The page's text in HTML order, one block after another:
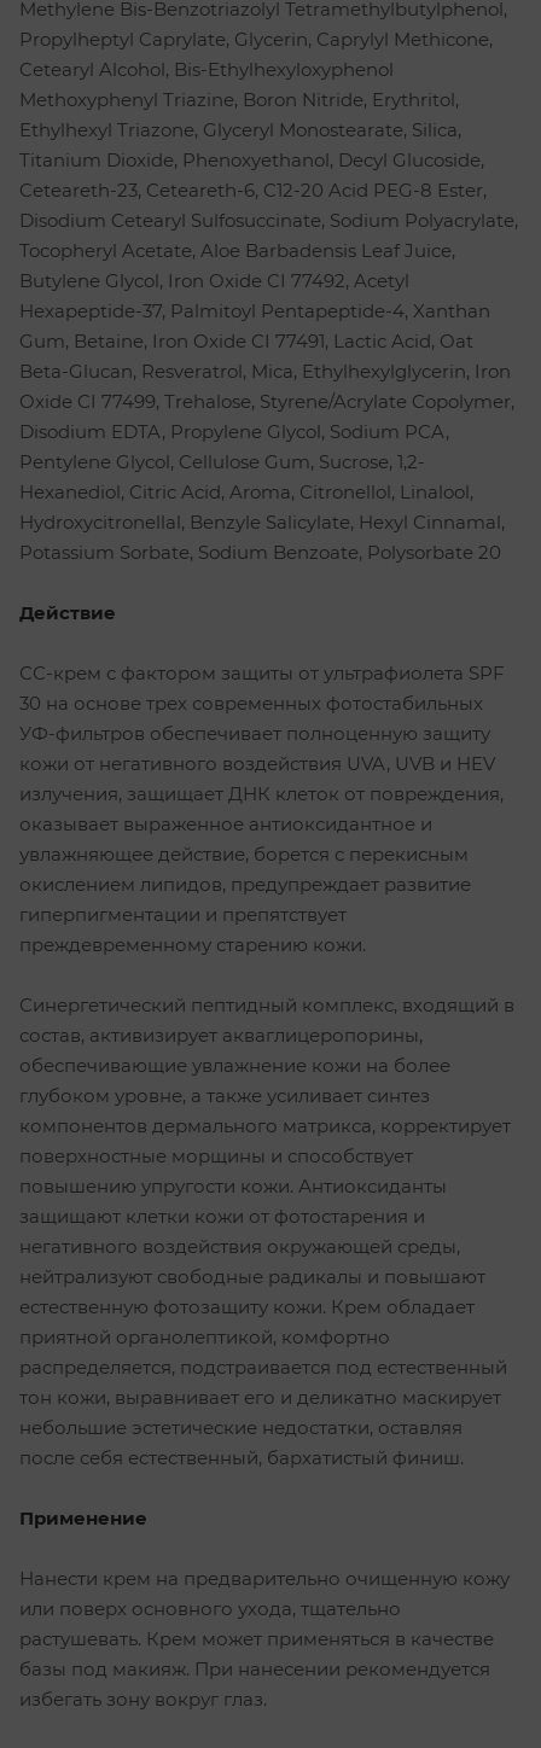
Methylene Bis-Benzotriazolyl Tetramethylbutylphenol,
Propylheptyl Caprylate, Glycerin, Caprylyl Methicone,
Cetearyl Alcohol, Bis-Ethylhexyloxyphenol
Methoxyphenyl Triazine, Boron Nitride, Erythritol,
Ethylhexyl Triazone, Glyceryl Monostearate, Silica,
Titanium Dioxide, Phenoxyethanol, Decyl Glucoside,
Ceteareth-23, Ceteareth-6, C12-20 Acid PEG-8 Ester,
Disodium Cetearyl Sulfosuccinate, Sodium Polyacrylate,
Tocopheryl Acetate, Aloe Barbadensis Leaf Juice,
Butylene Glycol, Iron Oxide CI 77492, Acetyl
Hexapeptide-37, Palmitoyl Pentapeptide-4, Xanthan
Gum, Betaine, Iron Oxide CI 77491, Lactic Acid, Oat
Beta-Glucan, Resveratrol, Mica, Ethylhexylglycerin, Iron
Oxide CI 77499, Trehalose, Styrene/Acrylate Copolymer,
Disodium EDTA, Propylene Glycol, Sodium PCA,
Pentylene Glycol, Cellulose Gum, Sucrose, 1,2-
Hexanediol, Citric Acid, Aroma, Citronellol, Linalool,
Hydroxycitronellal, Benzyle Salicylate, Hexyl Cinnamal,
Potassium Sorbate, Sodium Benzoate, Polysorbate 20
Действие
СС-крем с фактором защиты от ультрафиолета SPF
30 на основе трех современных фотостабильных
УФ-фильтров обеспечивает полноценную защиту
кожи от негативного воздействия UVA, UVB и HEV
излучения, защищает ДНК клеток от повреждения,
оказывает выраженное антиоксидантное и
увлажняющее действие, борется с перекисным
окислением липидов, предупреждает развитие
гиперпигментации и препятствует
преждевременному старению кожи.
Синергетический пептидный комплекс, входящий в
состав, активизирует акваглицеропорины,
обеспечивающие увлажнение кожи на более
глубоком уровне, а также усиливает синтез
компонентов дермального матрикса, корректирует
поверхностные морщины и способствует
повышению упругости кожи. Антиоксиданты
защищают клетки кожи от фотостарения и
негативного воздействия окружающей среды,
нейтрализуют свободные радикалы и повышают
естественную фотозащиту кожи. Крем обладает
приятной органолептикой, комфортно
распределяется, подстраивается под естественный
тон кожи, выравнивает его и деликатно маскирует
небольшие эстетические недостатки, оставляя
после себя естественный, бархатистый финиш.
Применение
Нанести крем на предварительно очищенную кожу
или поверх основного ухода, тщательно
растушевать. Крем может применяться в качестве
базы под макияж. При нанесении рекомендуется
избегать зону вокруг глаз.